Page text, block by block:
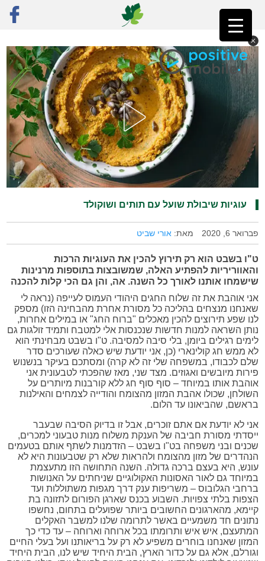
ראשי»רק מתכונים עוגיות שיבולת שועל עם תותים ושוקולד
עוגיות שיבולת שועל עם תותים ושוקולד
פברואר 6, 2020 מאת: אורי שביט
ט"ו בשבט הוא רק תירוץ להכין את העוגיות הרכות
והאווריריות להפתיע האלה, שמשובצות בתוספות מרנינות
שישמחו אותנו לאורך כל השנה. אה, והן גם הכי קלות להכנה
אני אוהבת את זה שלוח החגים היהודי העמוס לעייפה (נראה לי
שאנחנו מנצחים בהליכה כל מסורת אחרת מהבחינה הזו) מספק
לנו שפע תירוצים להכין מאכלים "ברוח החג" או במילים אחרות,
נותן השראה למנות חדשות שנכנסות אלי למטבח ותמיד זולגות גם
לימים רגילים ביומן, בלי סיבה למסיבה. ט"ו בשבט מבחינתי הוא
לא ממש חג קולינארי (כן, אני יודעת שיש כאלה שעורכים סדר
שלם לכבודו, במשפחה שלי זה לא קרה) ומסתכם בעיקר בנשנוש
פירות מיובשים ואגוזים. מצד שני, מאז שהפכתי לטבעונית אני
אוהבת אותו במיוחד – סוף סוף חג ללא קורבנות מיותרים על
השולחן, שכולו אהבת המזון מהצומח והודייה לצמחים והאילנות
בראשם, שהביאונו עד הלום.
אני לא יודעת אם אתם זוכרים, אבל זו בדיוק הסיבה שבעבר
ייסדתי מסורת חביבה של הענקת משלוח מנות טבעוני למכרים,
שכנים ובני משפחה בט"ו בשבט – הזדמנות לשתף אותם בטעמים
הנהדרים של מזון מהצומח ולהראות שלא רק שטבעונות היא לא
עונש, היא בעצם ברכה גדולה. השנה התחושה הזו מתעצמת
במיוחד גם לאור האסונות האקולוגיים שניחתים על האנושות
ברחבי הגלובוס – משריפות ענק דרך מגפות משתוללות ועד
הצפות בלתי צפויות. השבוע בכנס שארגן הפורום לתזונה בת
קיימא, מהארגונים החשובים ביותר שפועלים בתחום, נחשפו
נתונים חד משמעיים באשר לתרומה שלנו למשבר האקלים
המתעצם, איש איש ותרומתו בכל ארוחה וארוחה – עד כדי כך
המזון שאנחנו בוחרים משפיע לא רק על בריאותנו ועל בעלי החיים
וגורלם, אלא גם על כדור הארץ, הבית היחיד שיש לנו, הבית היחיד